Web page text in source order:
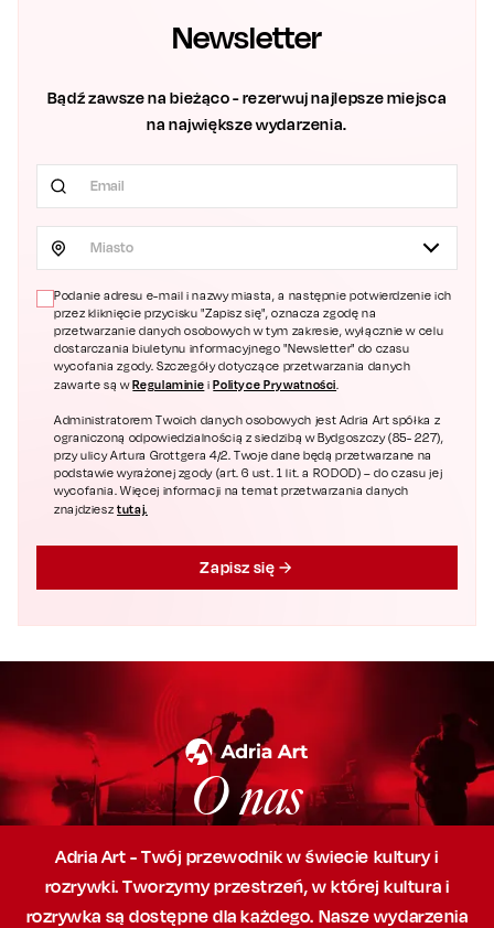
Newsletter
Bądź zawsze na bieżąco - rezerwuj najlepsze miejsca
na największe wydarzenia.
Miasto
Podanie adresu e-mail i nazwy miasta, a następnie potwierdzenie ich
przez kliknięcie przycisku "Zapisz się", oznacza zgodę na
przetwarzanie danych osobowych w tym zakresie, wyłącznie w celu
dostarczania biuletynu informacyjnego "Newsletter" do czasu
wycofania zgody. Szczegóły dotyczące przetwarzania danych
zawarte są wRegulaminie iPolityce Prywatności.
Administratorem Twoich danych osobowych jest Adria Art spółka z
ograniczoną odpowiedzialnością z siedzibą w Bydgoszczy (85- 227),
przy ulicy Artura Grottgera 4/2. Twoje dane będą przetwarzane na
podstawie wyrażonej zgody (art. 6 ust. 1 lit. a RODOD) – do czasu jej
wycofania. Więcej informacji na temat przetwarzania danych
znajdziesztutaj.
Zapisz się
O nas
Adria Art - Twój przewodnik w świecie kultury i
rozrywki. Tworzymy przestrzeń,w której kultura i
rozrywka są dostępne dla każdego. Nasze wydarzenia